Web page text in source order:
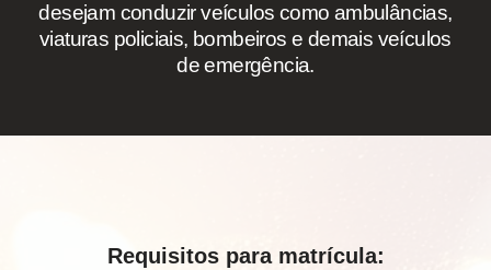
desejam conduzir veículos como ambulâncias,
viaturas policiais, bombeiros e demais veículos
de emergência.
Requisitos para matrícula: